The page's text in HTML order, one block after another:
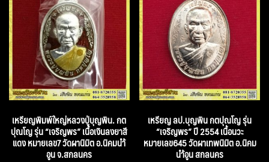
เหรียญพิมพ์ใหญ่หลวงปู่บุญพิน. กต
ปุณโญ รุ่น “เจริญพร” เนื้อเงินลงยาสี
แดง หมายเลข7 วัดผานิมิต อ.นิคมนำ้
อูน จ.สกลนคร
เหรียญ ลป.บุญพิน กตปุณโญ รุ่น
“เจริญพร” ปี 2554 เนื้อนวะ
หมายเลข645 วัดผาเทพนิมิต อ.นิคม
นำ้อูน สกลนคร